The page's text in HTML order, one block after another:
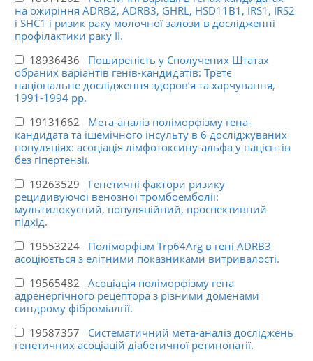
на ожиріння ADRB2, ADRB3, GHRL, HSD11B1, IRS1, IRS2
і SHC1 і ризик раку молочної залози в дослідженні
профілактики раку II.
18936436 Поширеність у Сполучених Штатах
обраних варіантів генів-кандидатів: Третє
національне дослідження здоров’я та харчування,
1991-1994 рр.
19131662 Мета-аналіз поліморфізму гена-
кандидата та ішемічного інсульту в 6 досліджуваних
популяціях: асоціація лімфотоксину-альфа у пацієнтів
без гіпертензії.
19263529 Генетичні фактори ризику
рецидивуючої венозної тромбоемболії:
мультилокусний, популяційний, проспективний
підхід.
19553224 Поліморфізм Trp64Arg в гені ADRB3
асоціюється з елітними показниками витривалості.
19565482 Асоціація поліморфізму гена
адренергічного рецептора з різними доменами
синдрому фіброміалгії.
19587357 Систематичний мета-аналіз досліджень
генетичних асоціацій діабетичної ретинопатії.